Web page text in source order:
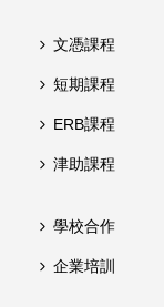
文憑課程
短期課程
ERB課程
津助課程
學校合作
企業培訓